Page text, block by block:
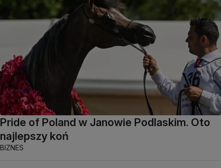
Pride of Poland w Janowie Podlaskim. Oto
najlepszy koń
BIZNES